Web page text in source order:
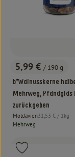
, Preis:
5,99 € / 190 g
b*Walnusskerne
Mehrweg, Pfandglas
zurückgeben
, Herkunft:
Moldavien, Referenzpreis:
31,53 € / 1kg
Mehrweg
Produkt zu